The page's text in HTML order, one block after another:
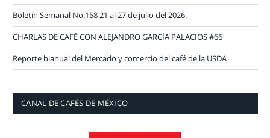
Boletín Semanal No.158 21 al 27 de julio del 2026.
CHARLAS DE CAFÉ CON ALEJANDRO GARCÍA PALACIOS #66
Reporte bianual del Mercado y comercio del café de la USDA
CANAL DE CAFÉS DE MÉXICO